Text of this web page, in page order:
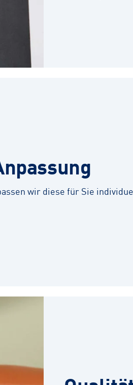
wir diese für Sie